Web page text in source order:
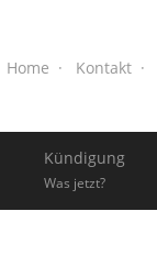
Home Kontakt
Kündigung
Was jetzt?